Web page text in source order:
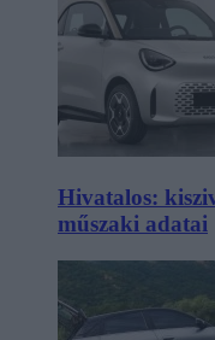
Hivatalos:
műszaki adatai